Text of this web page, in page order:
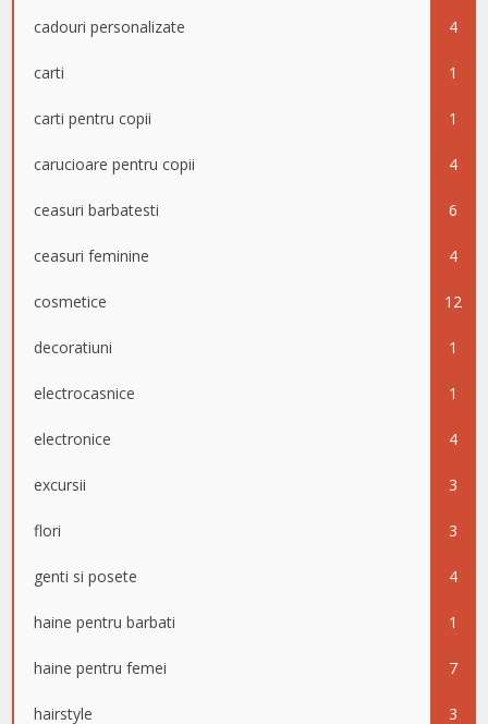
cadouri personalizate 4
carti 1
carti pentru copii 1
carucioare pentru copii 4
ceasuri barbatesti 6
ceasuri feminine 4
cosmetice 12
decoratiuni 1
electrocasnice 1
electronice 4
excursii 3
flori 3
genti si posete 4
haine pentru barbati 1
haine pentru femei 7
hairstyle 3